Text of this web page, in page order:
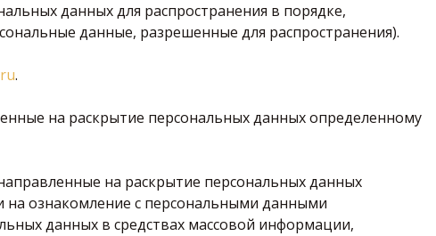
данных для распространения в порядке,
данные, разрешенные для распространения).
.
на раскрытие персональных данных определенному
на раскрытие персональных данных
на ознакомление с персональными данными
данных в средствах массовой информации,